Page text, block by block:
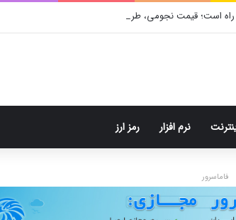
است؛ قیمت نجومی، طراحی متفاوت و زمان رونمایی احتمالی
نرم افزار رمز ارز
فاماسرور